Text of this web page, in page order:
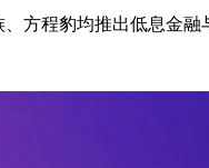
方程豹均推出低息金